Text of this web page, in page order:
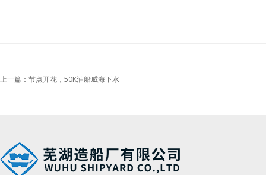
上一篇：节点开花，50K油船威海下水